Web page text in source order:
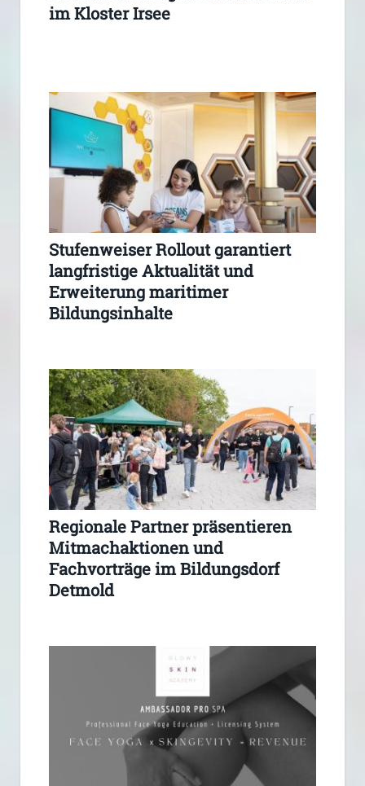
im Kloster Irsee
Stufenweiser Rollout garantiert
langfristige Aktualität und
Erweiterung maritimer
Bildungsinhalte
Regionale Partner präsentieren
Mitmachaktionen und
Fachvorträge im Bildungsdorf
Detmold